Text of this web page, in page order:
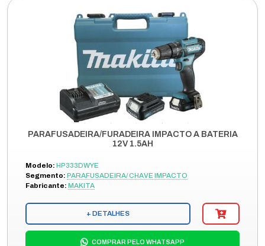
PARAFUSADEIRA/FURADEIRA IMPACTO A BATERIA
12V 1.5AH
Modelo: HP333DWYE
Segmento: PARAFUSADEIRA/ CHAVE IMPACTO
Fabricante: MAKITA
+ DETALHES
COMPRAR PELO WHATSAPP